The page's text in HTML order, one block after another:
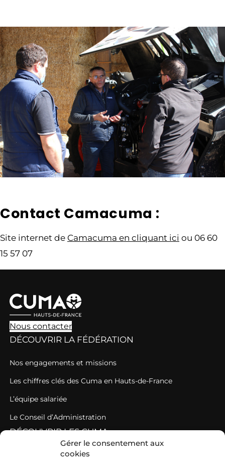
Gérer le consentement aux
cookies
Contact Camacuma :
Site internet de Camacuma en cliquant ici ou 06 60
15 57 07
Nous contacter
DÉCOUVRIR LA FÉDÉRATION
Nos engagements et missions
Les chiffres clés des Cuma en Hauts-de-France
L’équipe salariée
Le Conseil d’Administration
DÉCOUVRIR LES CUMA
Des Cuma fédérées au sein d’un réseau fédératif puissant